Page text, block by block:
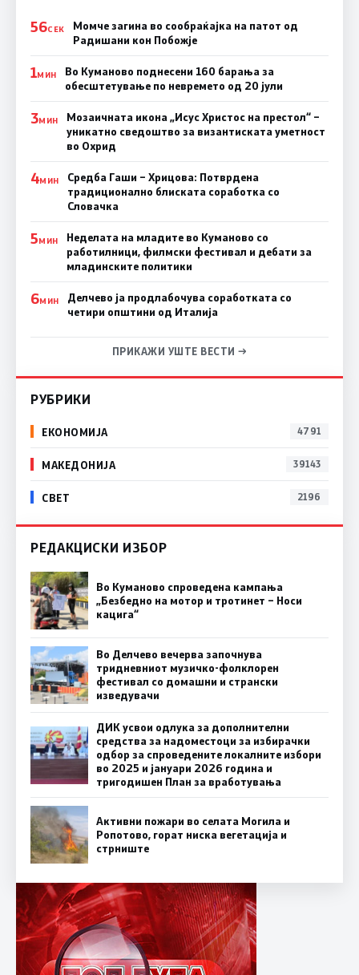
56СЕК
Момче загина во сообраќајка на патот од
Радишани кон Побожје
1МИН
Во Куманово поднесени 160 барања за
обесштетување по невремето од 20 јули
3МИН
Мозаичната икона „Исус Христос на престол“ –
уникатно сведоштво за византиската уметност
во Охрид
4МИН
Средба Гаши – Хрицова: Потврдена
традиционално блиската соработка со
Словачка
5МИН
Неделата на младите во Куманово со
работилници, филмски фестивал и дебати за
младинските политики
6МИН
Делчево ја продлабочува соработката со
четири општини од Италија
ПРИКАЖИ УШТЕ ВЕСТИ →
РУБРИКИ
ЕКОНОМИЈА 4791
МАКЕДОНИЈА 39143
СВЕТ 2196
РЕДАКЦИСКИ ИЗБОР
Во Куманово спроведена кампања
„Безбедно на мотор и тротинет – Носи
кацига“
Во Делчево вечерва започнува
тридневниот музичко-фолклорен
фестивал со домашни и странски
изведувачи
ДИК усвои одлука за дополнителни
средства за надоместоци за избирачки
одбор за спроведените локалните избори
во 2025 и јануари 2026 година и
тригодишен План за вработувања
Активни пожари во селата Могила и
Ропотово, горат ниска вегетација и
стрниште